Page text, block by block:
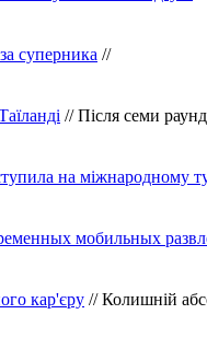
суперника //
// Після семи
на міжнародному
мобильных
кар'єру // Колишній